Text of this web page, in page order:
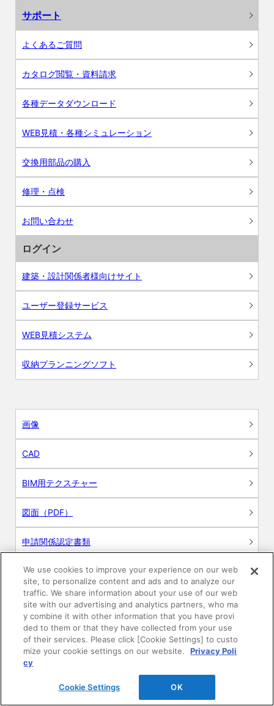
サポート
よくあるご質問
カタログ閲覧・資料請求
各種データダウンロード
WEB見積・各種シミュレーション
交換用部品の購入
修理・点検
お問い合わせ
ログイン
建築・設計関係者様向けサイト
ユーザー登録サービス
WEB見積システム
収納プランニングソフト
画像
CAD
BIM用テクスチャー
図面（PDF）
申請関係認定書類
施工・取扱説明書
動画
シミュレーションツール
24時間換気システム〈エアスマート〉
簡易設計見積ソフト
R&Dセンター環境測定・分析サービス
We use cookies to improve your experience on our web
site, to personalize content and ads and to analyze our
traffic. We share information about your use of our web
site with our advertising and analytics partners, who ma
y combine it with other information that you have provi
ded to them or that they have collected from your use
of their services. Please click [Cookie Settings] to custo
mize your cookie settings on our website.
Privacy Poli
cy
Cookie Settings OK